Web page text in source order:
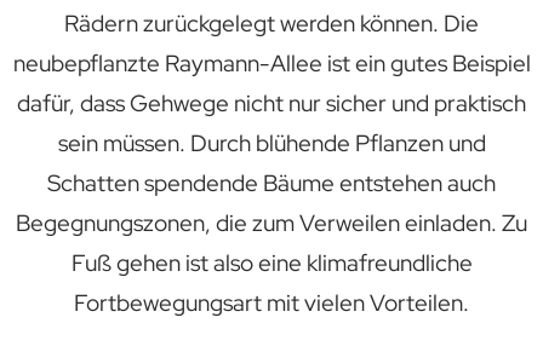
Rädern zurückgelegt werden können. Die
neubepflanzte Raymann-Allee ist ein gutes Beispiel
dafür, dass Gehwege nicht nur sicher und praktisch
sein müssen. Durch blühende Pflanzen und
Schatten spendende Bäume entstehen auch
Begegnungszonen, die zum Verweilen einladen. Zu
Fuß gehen ist also eine klimafreundliche
Fortbewegungsart mit vielen Vorteilen.